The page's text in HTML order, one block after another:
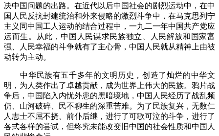
决中国问题的出路。在近代以后中国社会的剧烈运动中，在中
国人民反抗封建统治和外来侵略的激烈斗争中，在马克思列宁
主义同中国工人运动的结合过程中，一九二一年中国共产党应
运而生。从此，中国人民谋求民族独立、人民解放和国家富
强、人民幸福的斗争就有了主心骨，中国人民就从精神上由被
动转为主动。
中华民族有五千多年的文明历史，创造了灿烂的中华文
明，为人类作出了卓越贡献，成为世界上伟大的民族。鸦片战
争后，中国陷入内忧外患的黑暗境地，中国人民经历了战乱频
仍、山河破碎、民不聊生的深重苦难。为了民族复兴，无数仁
人志士不屈不挠、前仆后继，进行了可歌可泣的斗争，进行了
各式各样的尝试，但终究未能改变旧中国的社会性质和中国人